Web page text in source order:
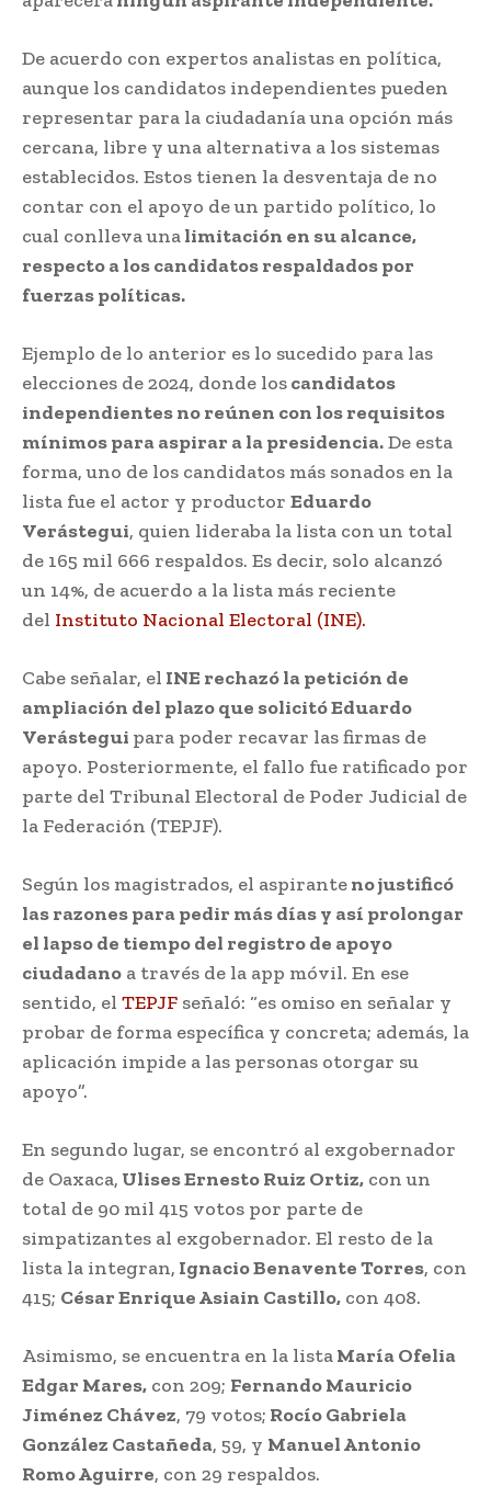
De acuerdo con expertos analistas en política,
aunque los candidatos independientes pueden
representar para la ciudadanía una opción más
cercana, libre y una alternativa a los sistemas
establecidos. Estos tienen la desventaja de no
contar con el apoyo de un partido político, lo
cual conlleva unalimitación en su alcance,
respecto a los candidatos respaldados por
fuerzas políticas.
Ejemplo de lo anterior es lo sucedido para las
elecciones de 2024, donde loscandidatos
independientes no reúnen con los requisitos
mínimos para aspirar a la presidencia.De esta
forma, uno de los candidatos más sonados en la
lista fue el actor y productor Eduardo
Verástegui, quien lideraba la lista con un total
de 165 mil 666 respaldos. Es decir, solo alcanzó
un 14%, de acuerdo a la lista más reciente
del Instituto Nacional Electoral (INE).
Cabe señalar, el INE rechazó la petición de
ampliación del plazo que solicitó Eduardo
Verástegui para poder recavar las firmas de
apoyo. Posteriormente, el fallo fue ratificado por
parte del Tribunal Electoral de Poder Judicial de
la Federación (TEPJF).
Según los magistrados, el aspiranteno justificó
las razones para pedir más días y así prolongar
el lapso de tiempo del registro de apoyo
ciudadano a través de la app móvil. En ese
sentido, el TEPJF señaló: “es omiso en señalar y
probar de forma específica y concreta; además, la
aplicación impide a las personas otorgar su
apoyo”.
En segundo lugar, se encontró al exgobernador
de Oaxaca, Ulises Ernesto Ruiz Ortiz, con un
total de 90 mil 415 votos por parte de
simpatizantes al exgobernador. El resto de la
lista la integran, Ignacio Benavente Torres, con
415; César Enrique Asiain Castillo, con 408.
Asimismo, se encuentra en la listaMaría Ofelia
Edgar Mares, con 209; Fernando Mauricio
Jiménez Chávez, 79 votos; Rocío Gabriela
González Castañeda, 59, y Manuel Antonio
Romo Aguirre, con 29 respaldos.